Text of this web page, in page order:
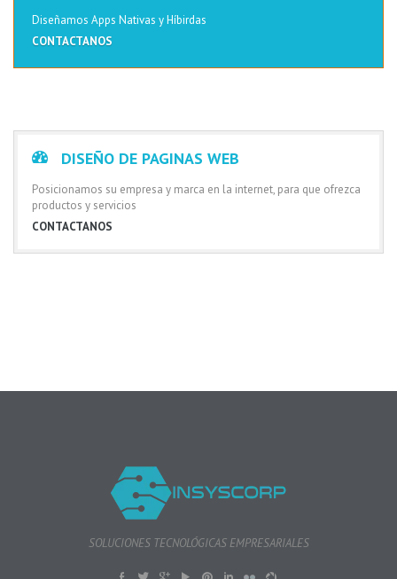
Diseñamos Apps Nativas y Híbirdas
CONTACTANOS
DISEÑO DE PAGINAS WEB
Posicionamos su empresa y marca en la internet, para que ofrezca
productos y servicios
CONTACTANOS
SOLUCIONES TECNOLÓGICAS EMPRESARIALES